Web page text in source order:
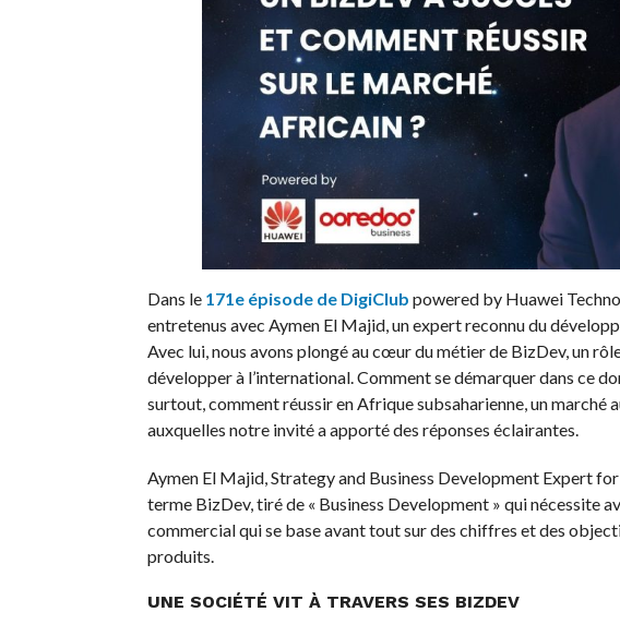
Dans le 171e épisode de DigiClub powered by Huawei
entretenus avec Aymen El Majid, un expert reconnu du
Avec lui, nous avons plongé au cœur du métier de BizDev, un
développer à l’international. Comment se démarquer dans ce
surtout, comment réussir en Afrique subsaharienne, un marché
auxquelles notre invité a apporté des réponses éclairantes.
Aymen El Majid, Strategy and Business Development Expert
terme BizDev, tiré de « Business Development » qui nécessite
commercial qui se base avant tout sur des chiffres et des
produits.
UNE SOCIÉTÉ VIT À TRAVERS SES BIZDEV